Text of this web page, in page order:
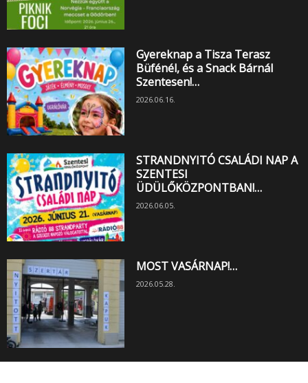
Gyereknap a Tisza Terasz
Büfénél, és a Snack Bárnál
Szentesen!…
2026.06.16.
STRANDNYITÓ CSALÁDI NAP A
SZENTESI
ÜDÜLŐKÖZPONTBAN!…
2026.06.05.
MOST VASÁRNAP!…
2026.05.28.